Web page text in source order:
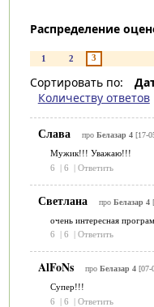
Распределение
1 2 3
Сортировать по:
Количеству ответов
Слава про Белазар 4[17-
Мужик!!! Уважаю!!!
6
| 6 | Ответить
Светлана про Белазар 4
очень интересная
6
| 6 | Ответить
AlFoNs про Белазар 4[07-
Супер!!!
6
| 6 | Ответить